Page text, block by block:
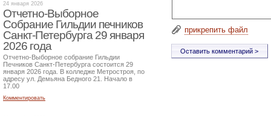
прикрепить файл
24 января 2026
Отчетно-Выборное
Собрание Гильдии печников
Санкт-Петербурга 29 января
2026 года
Отчетно-Выборное собрание Гильдии
Печников Санкт-Петербурга состоится 29
января 2026 года. В колледже Метростроя, по
адресу ул. Демьяна Бедного 21. Начало в
17.00
Комментировать